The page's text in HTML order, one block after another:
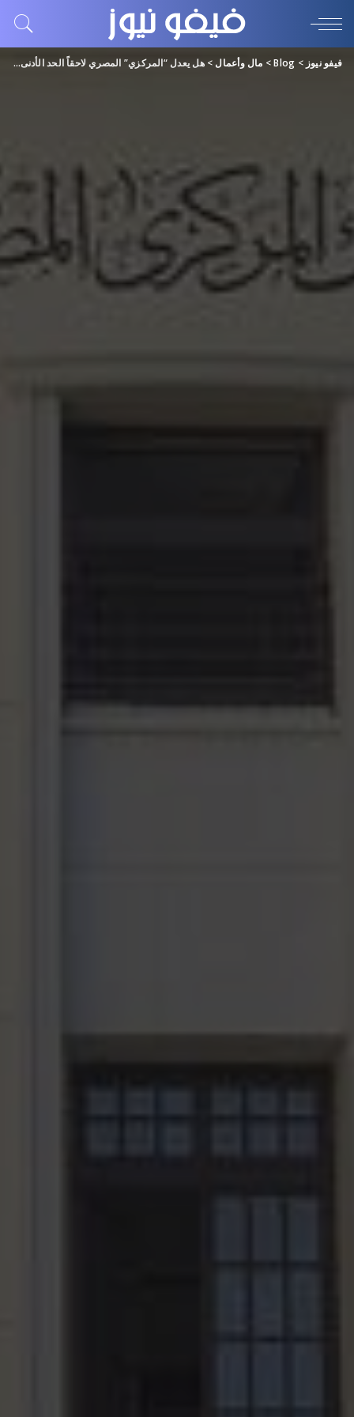
فيفو نيوز >
Blog
> مال وأعمال>هل يعدل “المركزي” المصري لاحقاً الحد الأدنى لرأسمال البنوك الرقمية؟